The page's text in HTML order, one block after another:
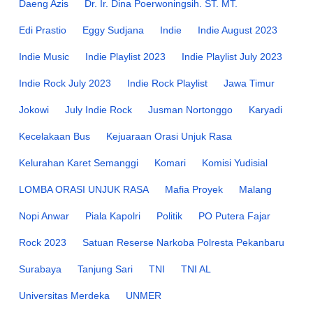
Daeng Azis Dr. Ir. Dina Poerwoningsih. ST. MT.
Edi Prastio Eggy Sudjana Indie Indie August 2023
Indie Music Indie Playlist 2023 Indie Playlist July 2023
Indie Rock July 2023 Indie Rock Playlist Jawa Timur
Jokowi July Indie Rock Jusman Nortonggo Karyadi
Kecelakaan Bus Kejuaraan Orasi Unjuk Rasa
Kelurahan Karet Semanggi Komari Komisi Yudisial
LOMBA ORASI UNJUK RASA Mafia Proyek Malang
Nopi Anwar Piala Kapolri Politik PO Putera Fajar
Rock 2023 Satuan Reserse Narkoba Polresta Pekanbaru
Surabaya Tanjung Sari TNI TNI AL
Universitas Merdeka UNMER